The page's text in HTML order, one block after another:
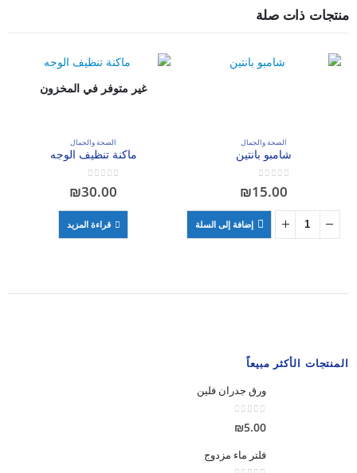
منتجات ذات صلة
الصحة والجمال
شامبو بانتين
0
out of 5
₪15.00
إضافة إلى السلة
غير متوفر في المخزون
الصحة والجمال
ماكنة تنظيف الوجه
0
out of 5
₪30.00
قراءة المزيد
المنتجات الأكثر مبيعاً
ورق جدران فلين
₪5.00
فلتر ماء مزدوج